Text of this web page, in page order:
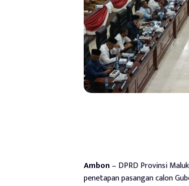
Ambon– DPRD Provinsi
penetapan pasangan calon